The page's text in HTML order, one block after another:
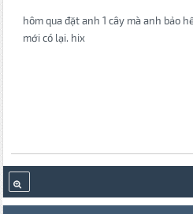
hôm qua đặt anh 1 cây mà anh bảo
mới có lại. hix